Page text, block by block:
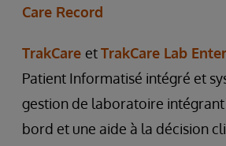
Care Record
TrakCare etTrakCare Lab
Patient Informatisé intégré et
gestion de laboratoire
bord et une aide à la décision